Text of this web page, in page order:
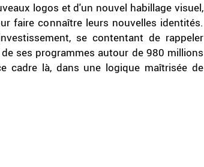
logos et d'un nouvel habillage visuel,
faire connaître leurs nouvelles identités.
se contentant de rappeler
ses programmes autour de 980 millions
cadre là, dans une logique maîtrisée de